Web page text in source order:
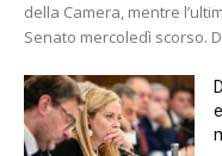
della Camera, mentre
Senato mercoledì scorso.